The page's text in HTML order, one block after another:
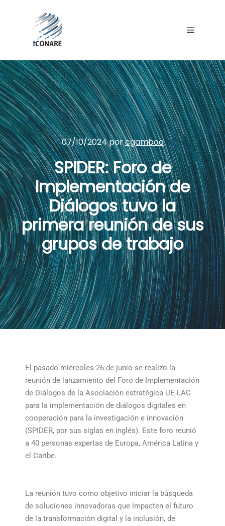
07/10/2024porcgamboa
SPIDER: Foro de
Implementación de
Diálogos tuvo la
primera reunión de sus
grupos de trabajo
El pasado miércoles 26 de junio se realizó la
reunión de lanzamiento del Foro de Implementación
de Diálogos de la Asociación estratégica UE-LAC
para la implementación de diálogos digitales en
cooperación para la investigación e innovación
(SPIDER, por sus siglas en inglés). Este foro reunió
a 40 personas expertas de Europa, América Latina y
el Caribe.
La reunión tuvo como objetivo iniciar la búsqueda
de soluciones innovadoras que impacten el futuro
de la transformación digital y la inclusión, de